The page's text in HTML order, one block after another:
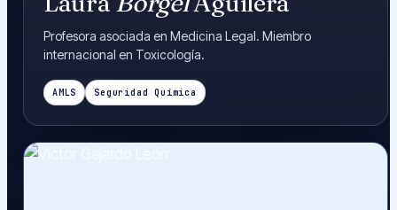
Profesora asociada en Medicina Legal. Miembro
internacional en Toxicología.
AMLS Seguridad Química